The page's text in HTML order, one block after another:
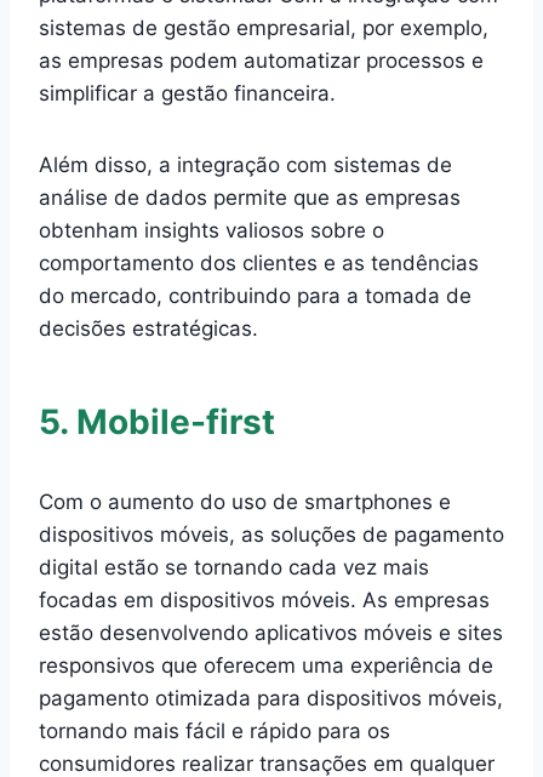
sistemas de gestão empresarial, por exemplo,
as empresas podem automatizar processos e
simplificar a gestão financeira.
Além disso, a integração com sistemas de
análise de dados permite que as empresas
obtenham insights valiosos sobre o
comportamento dos clientes e as tendências
do mercado, contribuindo para a tomada de
decisões estratégicas.
5. Mobile-first
Com o aumento do uso de smartphones e
dispositivos móveis, as soluções de pagamento
digital estão se tornando cada vez mais
focadas em dispositivos móveis. As empresas
estão desenvolvendo aplicativos móveis e sites
responsivos que oferecem uma experiência de
pagamento otimizada para dispositivos móveis,
tornando mais fácil e rápido para os
consumidores realizar transações em qualquer